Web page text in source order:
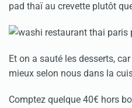
pad thaï au crevette plutôt
Et on a sauté les desserts,
mieux selon nous dans la
Comptez quelque 40€ hors